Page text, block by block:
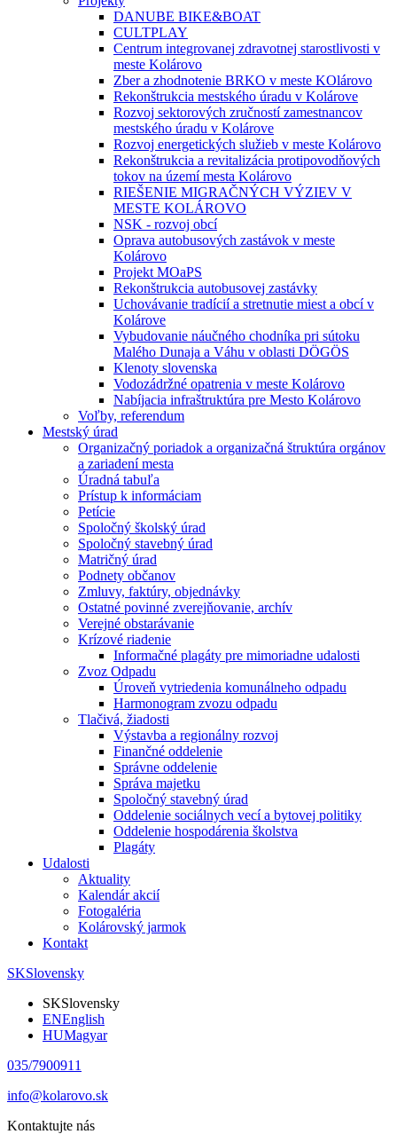
DANUBE BIKE&BOAT
CULTPLAY
Centrum integrovanej zdravotnej starostlivosti v
meste Kolárovo
Zber a zhodnotenie BRKO v meste KOlárovo
Rekonštrukcia mestského úradu v Kolárove
Rozvoj sektorových zručností zamestnancov
mestského úradu v Kolárove
Rozvoj energetických služieb v meste Kolárovo
Rekonštrukcia a revitalizácia protipovodňových
tokov na území mesta Kolárovo
RIEŠENIE MIGRAČNÝCH VÝZIEV V
MESTE KOLÁROVO
NSK - rozvoj obcí
Oprava autobusových zastávok v meste
Kolárovo
Projekt MOaPS
Rekonštrukcia autobusovej zastávky
Uchovávanie tradícií a stretnutie miest a obcí v
Kolárove
Vybudovanie náučného chodníka pri sútoku
Malého Dunaja a Váhu v oblasti DÖGÖS
Klenoty slovenska
Vodozádržné opatrenia v meste Kolárovo
Nabíjacia infraštruktúra pre Mesto Kolárovo
Voľby, referendum
Mestský úrad
Organizačný poriadok a organizačná štruktúra orgánov
a zariadení mesta
Úradná tabuľa
Prístup k informáciam
Petície
Spoločný školský úrad
Spoločný stavebný úrad
Matričný úrad
Podnety občanov
Zmluvy, faktúry, objednávky
Ostatné povinné zverejňovanie, archív
Verejné obstarávanie
Krízové riadenie
Informačné plagáty pre mimoriadne udalosti
Zvoz Odpadu
Úroveň vytriedenia komunálneho odpadu
Harmonogram zvozu odpadu
Tlačivá, žiadosti
Výstavba a regionálny rozvoj
Finančné oddelenie
Správne oddelenie
Správa majetku
Spoločný stavebný úrad
Oddelenie sociálnych vecí a bytovej politiky
Oddelenie hospodárenia školstva
Plagáty
Udalosti
Aktuality
Kalendár akcií
Fotogaléria
Kolárovský jarmok
Kontakt
SKSlovensky
SKSlovensky
ENEnglish
HUMagyar
035/7900911
info@kolarovo.sk
Kontaktujte nás